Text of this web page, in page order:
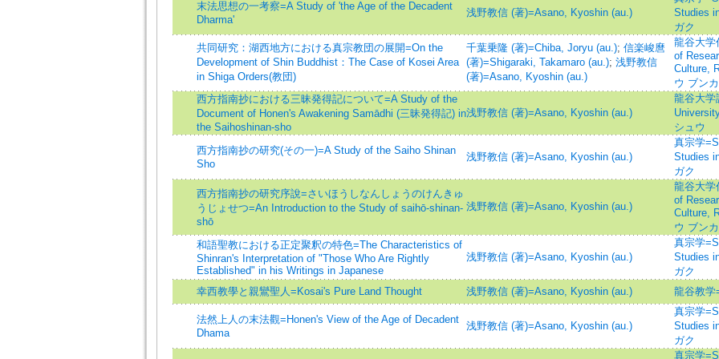
末法思想の一考察=A Study of 'the Age of the Decadent
Dharma'
浅野教信 (著)=Asano, Kyoshin (au.)
Studies
ガク
共同研究：湖西地方における真宗教団の展開=On the
Development of Shin Buddhist：The Case of Kosei Area
in Shiga Orders(教団)
千葉乗隆 (著)=Chiba, Joryu (au.); 信楽峻麿
(著)=Shigaraki, Takamaro (au.); 浅野教信
(著)=Asano, Kyoshin (au.)
龍谷大学
of
Culture,
ウ ブン
西方指南抄における三昧発得記について=A Study of the
Document of Honen's Awakening Samādhi (三昧発得記) in
the Saihoshinan-sho
浅野教信 (著)=Asano, Kyoshin (au.)
龍谷大学
シュウ
西方指南抄の研究(その一)=A Study of the Saiho Shinan
Sho
浅野教信 (著)=Asano, Kyoshin (au.)
真宗学
Studies
ガク
西方指南抄の研究序說=さいほうしなんしょうのけんきゅ
うじょせつ=An Introduction to the Study of saihō-shinan-
shō
浅野教信 (著)=Asano, Kyoshin (au.)
龍谷大学
of
Culture,
ウ ブン
和語聖教における正定聚釈の特色=The Characteristics of
Shinran's Interpretation of "Those Who Are Rightly
Established" in his Writings in Japanese
浅野教信 (著)=Asano, Kyoshin (au.)
真宗学
Studies
ガク
幸西教學と親鸞聖人=Kosai's Pure Land Thought
浅野教信 (著)=Asano, Kyoshin (au.) 龍谷教学
法然上人の末法觀=Honen's View of the Age of Decadent
Dhama
浅野教信 (著)=Asano, Kyoshin (au.)
真宗学
Studies
ガク
真宗学